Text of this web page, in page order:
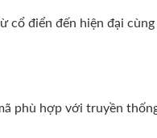
cổ điển đến hiện đại
phù hợp với truyền